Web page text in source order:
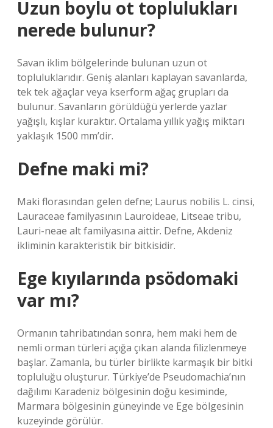
Uzun boylu ot toplulukları
nerede bulunur?
Savan iklim bölgelerinde bulunan uzun ot
topluluklarıdır. Geniş alanları kaplayan savanlarda,
tek tek ağaçlar veya kserform ağaç grupları da
bulunur. Savanların görüldüğü yerlerde yazlar
yağışlı, kışlar kuraktır. Ortalama yıllık yağış miktarı
yaklaşık 1500 mm’dir.
Defne maki mi?
Maki florasından gelen defne; Laurus nobilis L. cinsi,
Lauraceae familyasının Lauroideae, Litseae tribu,
Lauri-neae alt familyasına aittir. Defne, Akdeniz
ikliminin karakteristik bir bitkisidir.
Ege kıyılarında psödomaki
var mı?
Ormanın tahribatından sonra, hem maki hem de
nemli orman türleri açığa çıkan alanda filizlenmeye
başlar. Zamanla, bu türler birlikte karmaşık bir bitki
topluluğu oluşturur. Türkiye’de Pseudomachia’nın
dağılımı Karadeniz bölgesinin doğu kesiminde,
Marmara bölgesinin güneyinde ve Ege bölgesinin
kuzeyinde görülür.